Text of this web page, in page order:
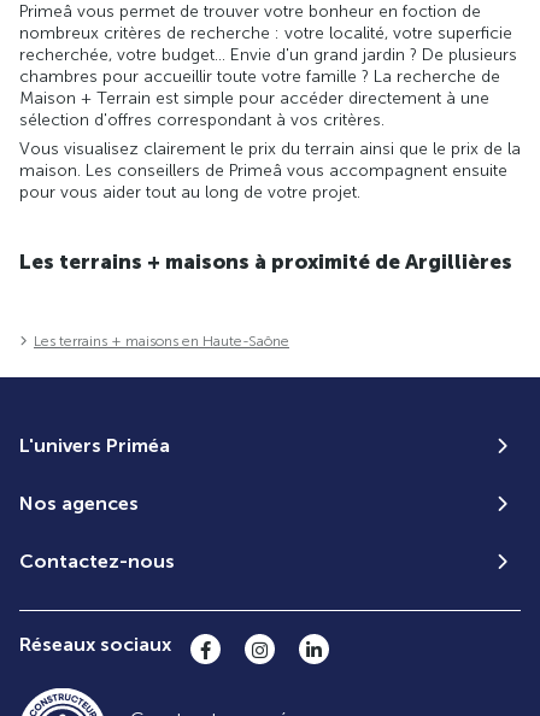
Primeâ vous permet de trouver votre bonheur en foction de
nombreux critères de recherche : votre localité, votre superficie
recherchée, votre budget... Envie d'un grand jardin ? De plusieurs
chambres pour accueillir toute votre famille ? La recherche de
Maison + Terrain est simple pour accéder directement à une
sélection d'offres correspondant à vos critères.
Vous visualisez clairement le prix du terrain ainsi que le prix de la
maison. Les conseillers de Primeâ vous accompagnent ensuite
pour vous aider tout au long de votre projet.
Les terrains + maisons à proximité de Argillières
Les terrains + maisons en Haute-Saône
L'univers Priméa
Nos agences
Contactez-nous
Réseaux sociaux